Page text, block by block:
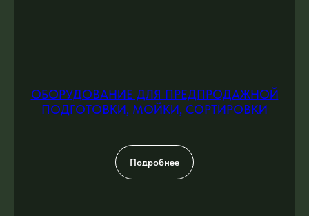
ОБОРУДОВАНИЕ ДЛЯ ПРЕДПРОДАЖНОЙ
ПОДГОТОВКИ, МОЙКИ, СОРТИРОВКИ
Подробнее